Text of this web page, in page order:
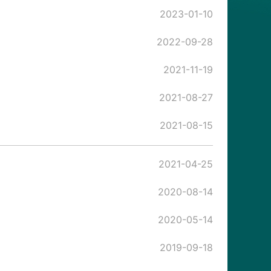
2023-01-10
2022-09-28
2021-11-19
2021-08-27
2021-08-15
2021-04-25
2020-08-14
2020-05-14
2019-09-18